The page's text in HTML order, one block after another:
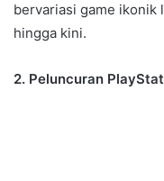
bervariasi game ikonik
hingga kini.
2. Peluncuran